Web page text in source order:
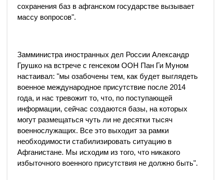
сохранения баз в афганском государстве вызывает
массу вопросов".
Замминистра иностранных дел России Александр
Грушко на встрече с генсеком ООН Пан Ги Муном
настаивал: "мы озабочены тем, как будет выглядеть
военное международное присутствие после 2014
года, и нас тревожит то, что, по поступающей
информации, сейчас создаются базы, на которых
могут размещаться чуть ли не десятки тысяч
военнослужащих. Все это выходит за рамки
необходимости стабилизировать ситуацию в
Афганистане. Мы исходим из того, что никакого
избыточного военного присутствия не должно быть".